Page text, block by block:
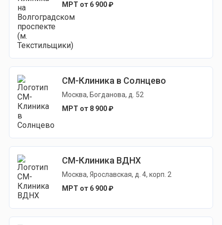
МРТ от 6 900 ₽
СМ-Клиника в Солнцево
Москва, Богданова, д. 52
МРТ от 8 900 ₽
СМ-Клиника ВДНХ
Москва, Ярославская, д. 4, корп. 2
МРТ от 6 900 ₽